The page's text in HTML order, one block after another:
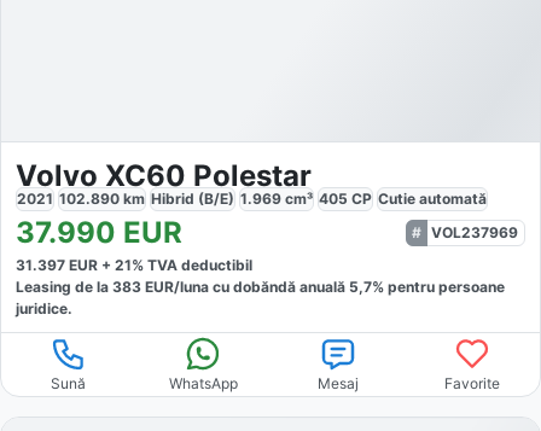
Volvo XC60 Polestar
2021 102.890 km Hibrid (B/E) 1.969 cm³ 405 CP Cutie automată
37.990 EUR
VOL237969
31.397 EUR + 21% TVA deductibil
Leasing de la 383 EUR/luna cu dobăndă anuală 5,7% pentru persoane
juridice.
Sună WhatsApp Mesaj Favorite